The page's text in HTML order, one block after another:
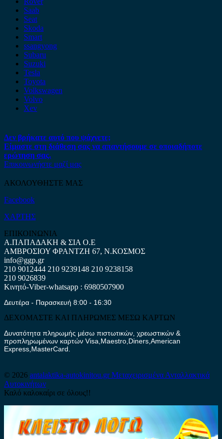
Saab
Seat
Skoda
Smart
ssangyong
Subaru
Suzuki
Tesla
Toyota
Volkswagen
Volvo
Xev
Δεν βρήκατε αυτό που ψάχνετε;
Είμαστε στη διάθεση σας να απαντήσουμε σε οποιαδήποτε
ερώτηση σας.
Επικοινωνήστε μαζί μας
ΑΚΟΛΟΥΘΗΣΤΕ ΜΑΣ
Facebook
ΧΑΡΤΗΣ
ΕΠΙΚΟΙΝΩΝΙΑ
Α.ΠΑΠΑΔΑΚΗ & ΣΙΑ Ο.Ε
ΑΜΒΡΟΣΙΟΥ ΦΡΑΝΤΖΗ 67, Ν.ΚΟΣΜΟΣ
info@ggp.gr
210 9012444 210 9239148 210 9238158
210 9026839
Κινητό-Viber-whatsapp : 6980507900
Δευτέρα - Παρασκευή 8:00 - 16:30
ΔΕΧΟΜΑΣΤΕ ΚΑΙ ΠΛΗΡΩΜΕΣ ΜΕΣΩ ΚΑΡΤΩΝ
Δυνατότητα πληρωμής μέσω πιστωτικών, χρεωστικών &
προπληρωμένων καρτών Visa,Maestro,Diners,American
Express,MasterCard.
© 2026 antalaktika-autokinitou.grΜεταχειρισμένα Ανταλλακτικά
Αυτοκινήτων
Καλό καλοκαίρι σε όλους!!